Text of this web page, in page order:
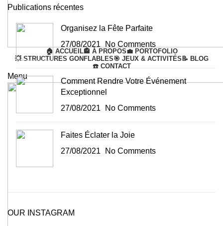
🏠 ACCUEIL🏤 À PROPOS💼 PORTOFOLIO
💥 STRUCTURES GONFLABLES🎯 JEUX & ACTIVITÉS 📝 BLOG
☎️ CONTACT
Menu
Publications récentes
Organisez la Fête Parfaite
27/08/2021
No Comments
Comment Rendre Votre Événement
Exceptionnel
27/08/2021
No Comments
Faites Éclater la Joie
27/08/2021
No Comments
OUR INSTAGRAM